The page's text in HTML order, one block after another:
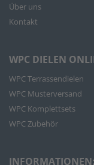
Über uns
Kontakt
WPC DIELEN
WPC Terrassendielen
WPC Musterversand
WPC Komplettsets
WPC Zubehör
INFORMATIONEN: